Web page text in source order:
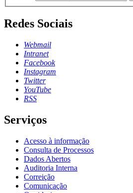
Redes Sociais
Webmail
Intranet
Facebook
Instagram
Twitter
YouTube
RSS
Serviços
Acesso à informação
Consulta de Processos
Dados Abertos
Auditoria Interna
Correição
Comunicação